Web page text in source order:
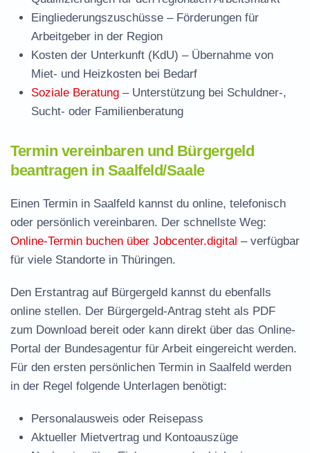
Eingliederungszuschüsse – Förderungen für
Arbeitgeber in der Region
Kosten der Unterkunft (KdU) – Übernahme von
Miet- und Heizkosten bei Bedarf
Soziale Beratung – Unterstützung bei Schuldner-,
Sucht- oder Familienberatung
Termin vereinbaren und Bürgergeld
beantragen in Saalfeld/Saale
Einen Termin in Saalfeld kannst du online, telefonisch
oder persönlich vereinbaren. Der schnellste Weg:
Online-Termin buchen über Jobcenter.digital – verfügbar
für viele Standorte in Thüringen.
Den Erstantrag auf Bürgergeld kannst du ebenfalls
online stellen. Der Bürgergeld-Antrag steht als PDF
zum Download bereit oder kann direkt über das Online-
Portal der Bundesagentur für Arbeit eingereicht werden.
Für den ersten persönlichen Termin in Saalfeld werden
in der Regel folgende Unterlagen benötigt:
Personalausweis oder Reisepass
Aktueller Mietvertrag und Kontoauszüge